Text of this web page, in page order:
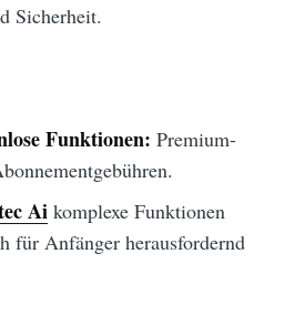
Sicherheit.
Funktionen: Premium-
Ai komplexe Funktionen
für Anfänger herausfordernd